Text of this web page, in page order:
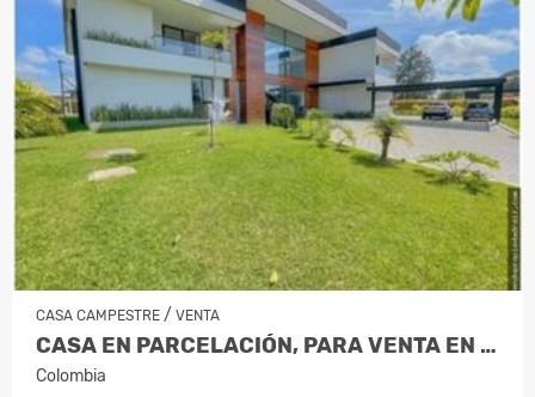
CASA CAMPESTRE / VENTA
CASA EN PARCELACIÓN, PARA VENTA EN RIO…
Colombia